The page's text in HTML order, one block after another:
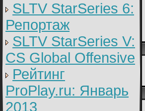
SLTV StarSeries 6:
Репортаж
SLTV StarSeries V:
CS Global Offensive
Рейтинг
ProPlay.ru: Январь
2013